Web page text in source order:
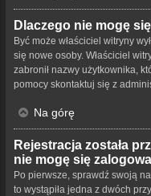
Dlaczego nie mogę
Być może właściciel witryny
się nowe osoby. Właściciel
zabronił nazwy użytkownika,
pomocy skontaktuj się z
Na górę
Rejestracja została
nie mogę się
Po pierwsze, sprawdź swoją
to wystąpiła jedna z dwóch